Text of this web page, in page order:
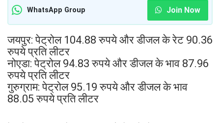
WhatsApp Group Join Now
जयपुर: पेट्रोल 104.88 रुपये और डीजल के रेट 90.36
रुपये प्रति लीटर
नोएडा: पेट्रोल 94.83 रुपये और डीजल के भाव 87.96
रुपये प्रति लीटर
गुरुग्राम: पेट्रोल 95.19 रुपये और डीजल के भाव
88.05 रुपये प्रति लीटर